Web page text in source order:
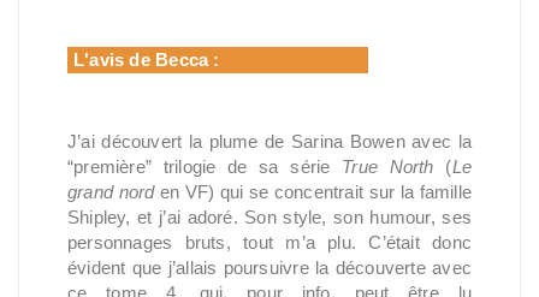
L'avis de Becca :
J’ai découvert la plume de Sarina Bowen avec la
“première” trilogie de sa série True North (Le
grand norden VF) qui se concentrait sur la famille
Shipley, et j’ai adoré. Son style, son humour, ses
personnages bruts, tout m’a plu. C’était donc
évident que j’allais poursuivre la découverte avec
ce tome 4, qui, pour info, peut être lu